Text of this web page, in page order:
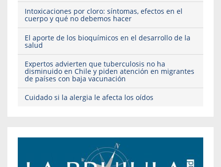
Intoxicaciones por cloro: síntomas, efectos en el
cuerpo y qué no debemos hacer
El aporte de los bioquímicos en el desarrollo de la
salud
Expertos advierten que tuberculosis no ha
disminuido en Chile y piden atención en migrantes
de países con baja vacunación
Cuidado si la alergia le afecta los oídos